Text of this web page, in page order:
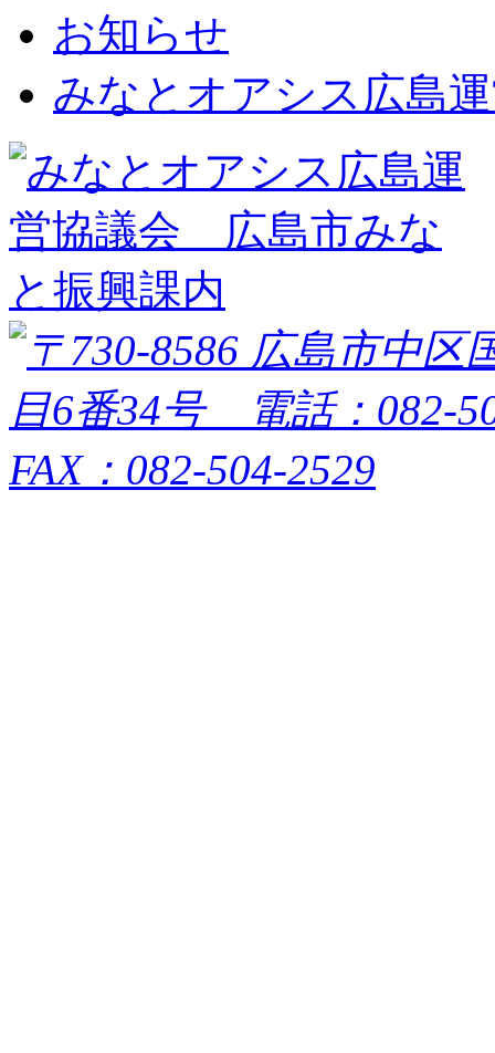
お知らせ
みなとオアシス広島